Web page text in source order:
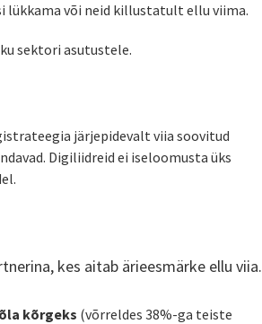
lükkama või neid killustatult ellu viima.
sektori asutustele.
järjepidevalt viia soovitud
Digiliidreid ei iseloomusta üks
kes aitab ärieesmärke ellu viia.
kõrgeks (võrreldes 38%-ga teiste